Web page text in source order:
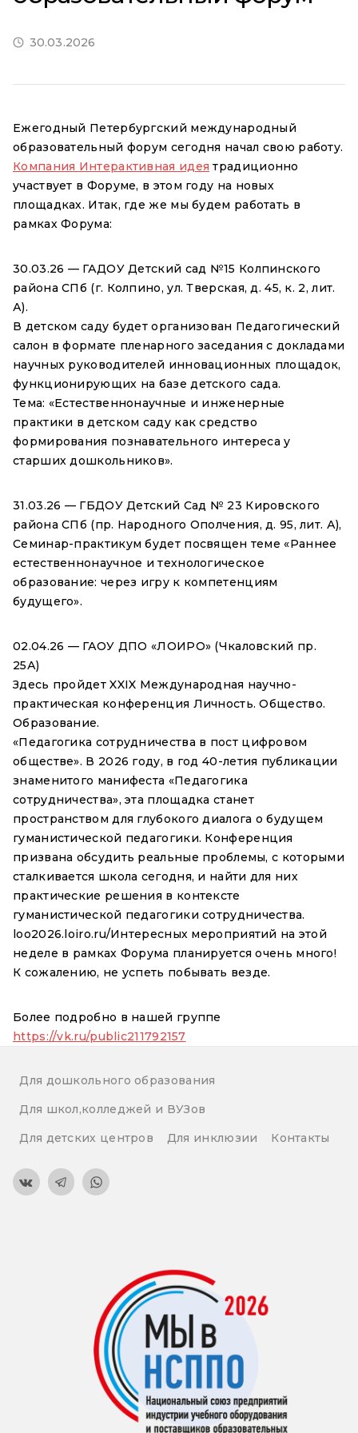
30.03.2026
Ежегодный Петербургский международный
образовательный форум сегодня начал свою работу.
Компания Интерактивная идея традиционно
участвует в Форуме, в этом году на новых
площадках. Итак, где же мы будем работать в
рамках Форума:
30.03.26 — ГАДОУ Детский сад №15 Колпинского
района СПб (г. Колпино, ул. Тверская, д. 45, к. 2, лит.
А).
В детском саду будет организован Педагогический
салон в формате пленарного заседания с докладами
научных руководителей инновационных площадок,
функционирующих на базе детского сада.
Тема: «Естественнонаучные и инженерные
практики в детском саду как средство
формирования познавательного интереса у
старших дошкольников».
31.03.26 — ГБДОУ Детский Сад № 23 Кировского
района СПб (пр. Народного Ополчения, д. 95, лит. А),
Семинар-практикум будет посвящен теме «Раннее
естественнонаучное и технологическое
образование: через игру к компетенциям
будущего».
02.04.26 — ГАОУ ДПО «ЛОИРО» (Чкаловский пр.
25А)
Здесь пройдет XXIX Международная научно-
практическая конференция Личность. Общество.
Образование.
«Педагогика сотрудничества в пост цифровом
обществе». В 2026 году, в год 40-летия публикации
знаменитого манифеста «Педагогика
сотрудничества», эта площадка станет
пространством для глубокого диалога о будущем
гуманистической педагогики. Конференция
призвана обсудить реальные проблемы, с которыми
сталкивается школа сегодня, и найти для них
практические решения в контексте
гуманистической педагогики сотрудничества.
loo2026.loiro.ru/Интересных мероприятий на этой
неделе в рамках Форума планируется очень много!
К сожалению, не успеть побывать везде.
Более подробно в нашей группе
https://vk.ru/public211792157
Для дошкольного образования
Для школ,колледжей и ВУЗов
Для детских центров
Для инклюзии Контакты